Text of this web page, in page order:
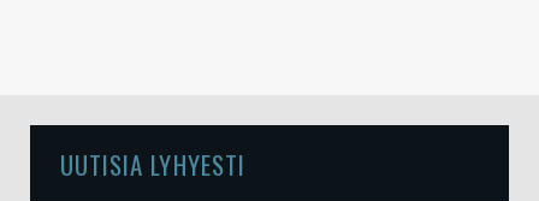
UUTISIA LYHYESTI